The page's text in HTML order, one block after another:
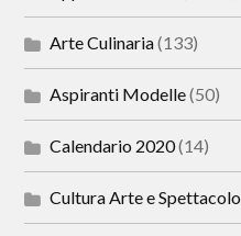
Arte Culinaria(133)
Aspiranti Modelle(50)
Calendario 2020(14)
Cultura Arte e Spettacolo